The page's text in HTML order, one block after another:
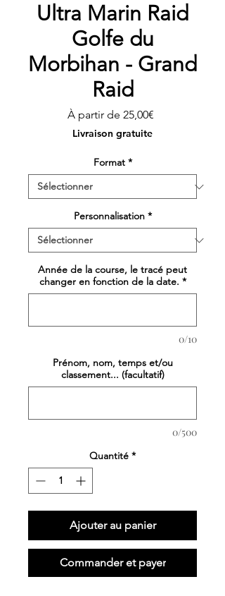
Ultra Marin Raid
Golfe du
Morbihan - Grand
Raid
À partir de 25,00€
Livraison gratuite
Format *
Personnalisation *
Année de la course, le tracé peut
changer en fonction de la date. *
0/10
Prénom, nom, temps et/ou
classement... (facultatif)
0/500
Quantité *
Ajouter au panier
Commander et payer